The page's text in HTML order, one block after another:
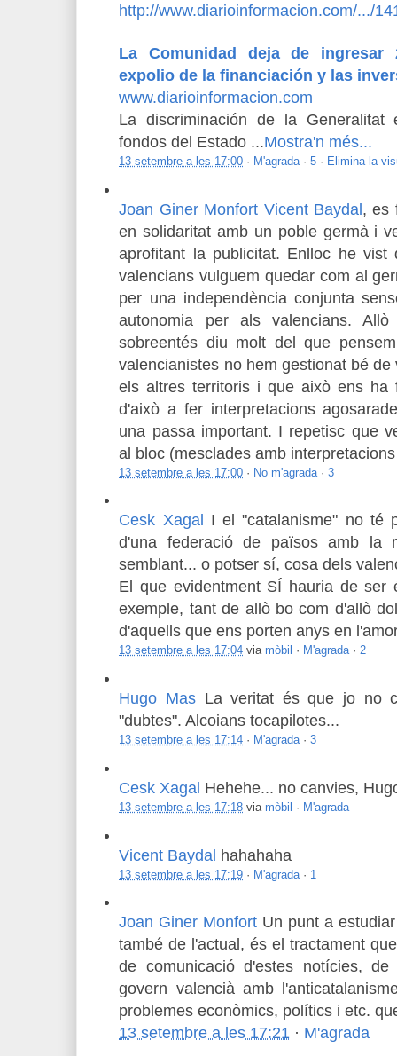
http://www.diarioinformacion.com/.../
La Comunidad deja de ingresar
expolio de la financiación y las
www.diarioinformacion.com
La discriminación de la
fondos del Estado ...Mostra'n més...
13 setembre a les 17:00 · M'agrada ·5 · Elimina la
Joan Giner Monfort Vicent Baydal, es
en solidaritat amb un poble germà i
aprofitant la publicitat. Enlloc he
valencians vulguem quedar com al
per una independència conjunta
autonomia per als valencians.
sobreentés diu molt del que
valencianistes no hem gestionat bé
els altres territoris i que això ens ha
d'això a fer interpretacions
una passa important. I repetisc que
al bloc (mesclades amb
13 setembre a les 17:00 · No m'agrada ·3
Cesk Xagal
I el "catalanisme" no té
d'una federació de països amb la
semblant... o potser sí, cosa dels
El que evidentment SÍ hauria de ser
exemple, tant de allò bo com d'allò
d'aquells que ens porten anys en
13 setembre a les 17:04 via mòbil · M'agrada·2
Hugo Mas La veritat és que jo no
"dubtes". Alcoians tocapilotes...
13 setembre a les 17:14 · M'agrada·3
Cesk Xagal Hehehe... no canvies,
13 setembre a les 17:18 via mòbil · M'agrada
Vicent Baydal hahahaha
13 setembre a les 17:19 · M'agrada · 1
Joan Giner Monfort Un punt a
també de l'actual, és el tractament
de comunicació d'estes notícies,
govern valencià amb
problemes econòmics, polítics i etc.
13 setembre a les 17:21 · M'agrada